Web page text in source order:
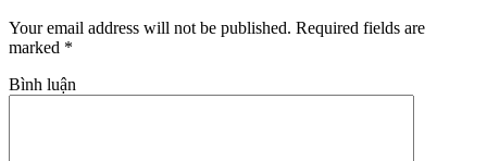
Your email address will not be published. Required fields are
marked *
Bình luận